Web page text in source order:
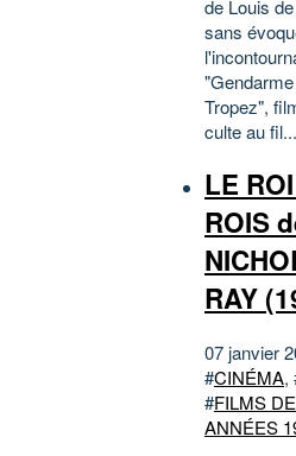
de Louis
sans
Tropez",
culte au fil...
LE
ROIS
RAY
07 janvier
#CINÉMA,
#FILMS
ANNÉES